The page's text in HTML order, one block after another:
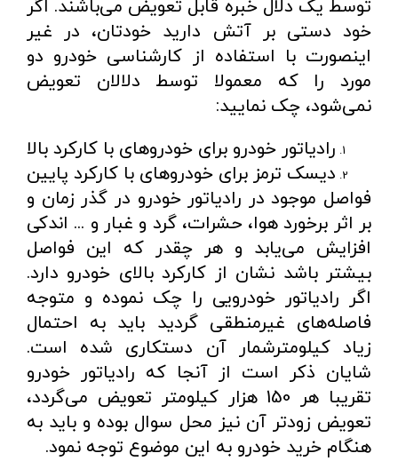
توسط یک دلال خبره قابل تعویض می‌باشند. اگر
خود دستی بر آتش دارید خودتان، در غیر
اینصورت با استفاده از کارشناسی خودرو دو
مورد را که معمولا توسط دلالان تعویض
نمی‌شود، چک نمایید:
رادیاتور خودرو برای خودروهای با کارکرد بالا
دیسک ترمز برای خودروهای با کارکرد پایین
فواصل موجود در رادیاتور خودرو در گذر زمان و
بر اثر برخورد هوا، حشرات، گرد و غبار و ... اندکی
افزایش می‌یابد و هر چقدر که این فواصل
بیشتر باشد نشان از کارکرد بالای خودرو دارد.
اگر رادیاتور خودرویی را چک نموده و متوجه
فاصله‌های غیرمنطقی گردید باید به احتمال
زیاد کیلومترشمار آن دستکاری شده است.
شایان ذکر است از آنجا که رادیاتور خودرو
تقریبا هر 150 هزار کیلومتر تعویض می‌گردد،
تعویض زودتر آن نیز محل سوال بوده و باید به
هنگام خرید خودرو به این موضوع توجه نمود.